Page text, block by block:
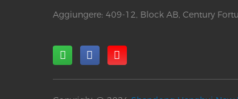
Aggiungere: 409-12, Block AB, Century